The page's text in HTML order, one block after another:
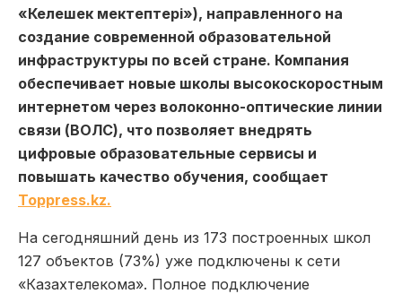
«Келешек мектептері»), направленного на
создание современной образовательной
инфраструктуры по всей стране. Компания
обеспечивает новые школы высокоскоростным
интернетом через волоконно-оптические линии
связи (ВОЛС), что позволяет внедрять
цифровые образовательные сервисы и
повышать качество обучения, сообщает
Toppress.kz.
На сегодняшний день из 173 построенных школ
127 объектов (73%) уже подключены к сети
«Казахтелекома». Полное подключение